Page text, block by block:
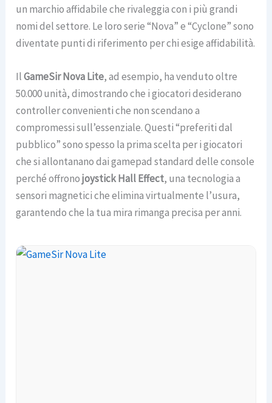
un marchio affidabile che rivaleggia con i più grandi
nomi del settore. Le loro serie “Nova” e “Cyclone” sono
diventate punti di riferimento per chi esige affidabilità.
IlGameSir Nova Lite, ad esempio, ha venduto oltre
50.000 unità, dimostrando che i giocatori desiderano
controller convenienti che non scendano a
compromessi sull’essenziale. Questi “preferiti dal
pubblico” sono spesso la prima scelta per i giocatori
che si allontanano dai gamepad standard delle console
perché offronojoystick Hall Effect, una tecnologia a
sensori magnetici che elimina virtualmente l’usura,
garantendo che la tua mira rimanga precisa per anni.